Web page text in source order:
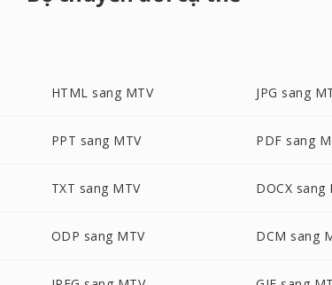
HTML sang MTV JPG sang
PPT sang MTV PDF sang
TXT sang MTV DOCX sang
ODP sang MTV DCM sang